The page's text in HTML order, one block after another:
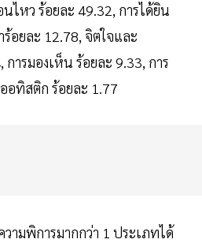
ไหว ร้อยละ 49.32, การได้ยิน
อยละ 12.78, จิตใจและ
ารมองเห็น ร้อยละ 9.33, การ
อทิสติก ร้อยละ 1.77
ามพิการมากกว่า 1 ประเภทได้